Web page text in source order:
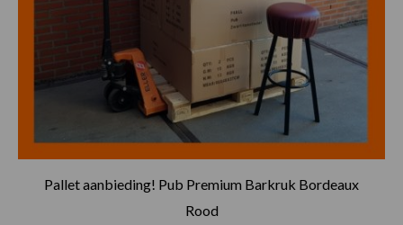
Pallet aanbieding! Pub Premium Barkruk Bordeaux
Rood